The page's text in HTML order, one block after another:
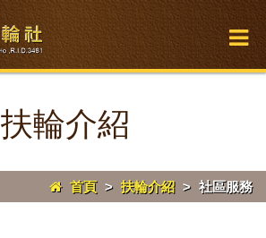
扶輪介紹
首頁> 扶輪介紹> 社區服務